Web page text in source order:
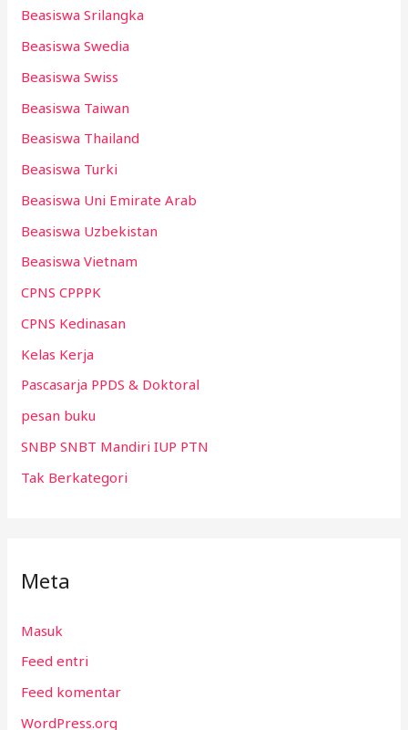
Beasiswa Srilangka
Beasiswa Swedia
Beasiswa Swiss
Beasiswa Taiwan
Beasiswa Thailand
Beasiswa Turki
Beasiswa Uni Emirate Arab
Beasiswa Uzbekistan
Beasiswa Vietnam
CPNS CPPPK
CPNS Kedinasan
Kelas Kerja
Pascasarja PPDS & Doktoral
pesan buku
SNBP SNBT Mandiri IUP PTN
Tak Berkategori
Meta
Masuk
Feed entri
Feed komentar
WordPress.org